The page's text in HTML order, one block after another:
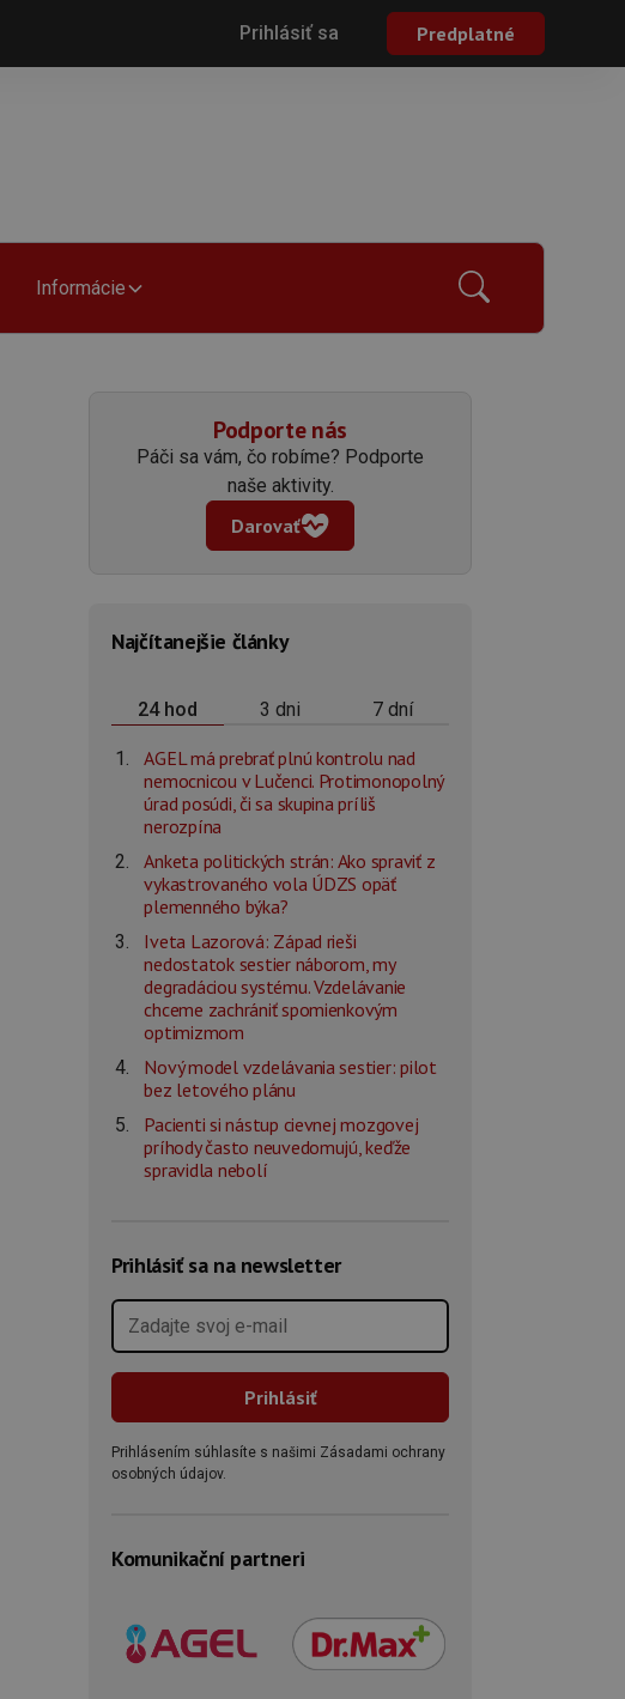
Prihlásiť sa Predplatné
Informácie
Podporte nás
Páči sa vám, čo robíme? Podporte
naše aktivity.
Darovať
Najčítanejšie články
24 hod 3 dni 7 dní
AGEL má prebrať plnú kontrolu nad
nemocnicou v Lučenci. Protimonopolný
úrad posúdi, či sa skupina príliš
nerozpína
Anketa politických strán: Ako spraviť z
vykastrovaného vola ÚDZS opäť
plemenného býka?
Iveta Lazorová: Západ rieši
nedostatok sestier náborom, my
degradáciou systému. Vzdelávanie
chceme zachrániť spomienkovým
optimizmom
Nový model vzdelávania sestier: pilot
bez letového plánu
Pacienti si nástup cievnej mozgovej
príhody často neuvedomujú, keďže
spravidla nebolí
Prihlásiť sa na newsletter
Prihlásením súhlasíte s našimi Zásadami ochrany
osobných údajov.
Komunikační partneri